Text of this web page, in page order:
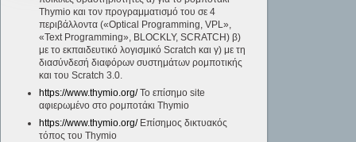
Thymio και τον προγραμματισμό του σε 4
περιβάλλοντα («Optical Programming, VPL»,
«Text Programming», BLOCKLY, SCRATCH) β)
με το εκπαιδευτικό λογισμικό Scratch και γ) με τη
διασύνδεσή διαφόρων συστημάτων ρομποτικής
και του Scratch 3.0.
https://www.thymio.org/Το επίσημο site
αφιερωμένο στο ρομποτάκι Thymio
https://www.thymio.org/Επίσημος δικτυακός
τόπος του Thymio